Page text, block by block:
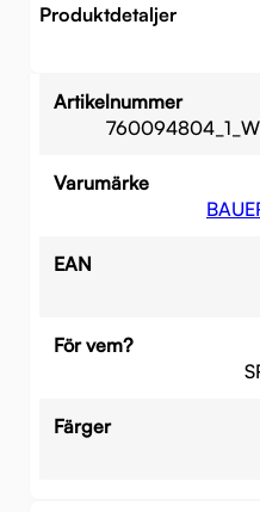
Produktdetaljer
Artikelnummer
Varumärke
EAN
För vem?
Färger